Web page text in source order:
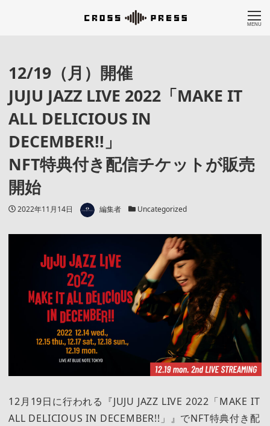
MENU
12/19（月）開催
JUJU JAZZ LIVE 2022「MAKE IT
ALL DELICIOUS IN
DECEMBER!!」
NFT特典付き配信チケットが販売
開始
投稿日
2022年11月14日 著者 編集者 カテゴリー
Uncategorized
12月19日に行われる『JUJU JAZZ LIVE 2022「MAKE IT
ALL DELICIOUS IN DECEMBER!!」』でNFT特典付き配